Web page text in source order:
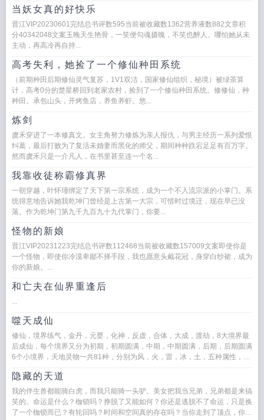
当妖女真的好快乐
晋江VIP20230601完结总书评数595当前被收藏数1362营养液数882文章积
分40342048文案玉晚天生艳骨，一笑便勾魂摄魄，不笑也醉人。哪怕她从未
主动，再高冷再自持...
高考失利，她捡了一个修仙种田系统
（前期种田后期修仙灵气复苏，1V1双洁，国家修仙组织，秘境）被绿茶算
计，高考0分的楚星桥回到老家农村，捡到了一个修仙种田系统。修修仙，种
种田。承包山头，开烤鱼店，养鱼养虾。悠...
炼剑
虞禾穿进了一本修真文。女主角努力修炼为亲人报仇，与男主经历一系列爱恨
纠葛，最后打败为了复活未婚妻而黑化的师父，期间种种跌宕足足有百万字。
然而虞禾只是一介凡人，在书里甚至连一个名...
我靠收徒称霸修真界
一朝穿越，叶怀瑾绑定了天下第一宗系统，成为一个不入流宗派的小掌门。系
统得意地告诉她我乾坤门曾经是上古第一大宗，可惜时过境迁，现在早已没
落。作为乾坤门第九千九百九十九代掌门，你要...
怪物的新娘
晋江VIP20231223完结总书评数112468当前被收藏数157009文案即使你是
一个怪物，即使你冷漠卑鄙不择手段，我也愿意头戴花冠，身穿白纱裙，成为
你的新娘。...
和亡夫在仙界重逢后
...
噬天成仙
修仙，境界练气，金丹，元婴，化神，反虚，合体，大成，渡劫，8大境界最
后成仙，每个境界又分为初期，初期圆满，中期，中期圆满，后期，后期圆满
6个小境界，天地灵物一共81种，分别为风，火，雷，冰，土，五种属性，切
隐藏的天道
我的伴生兽都能骑白虎，而我只能骑一头驴。美女把我当兄弟，兄弟都是来搞
笑的。命运是什么？枷锁吗？挣脱了又能如何？你还是逃脱不了命运，只是换
了一个枷锁而已？有轮回吗？时间和空间真的存在吗？当你走到了顶点，你就